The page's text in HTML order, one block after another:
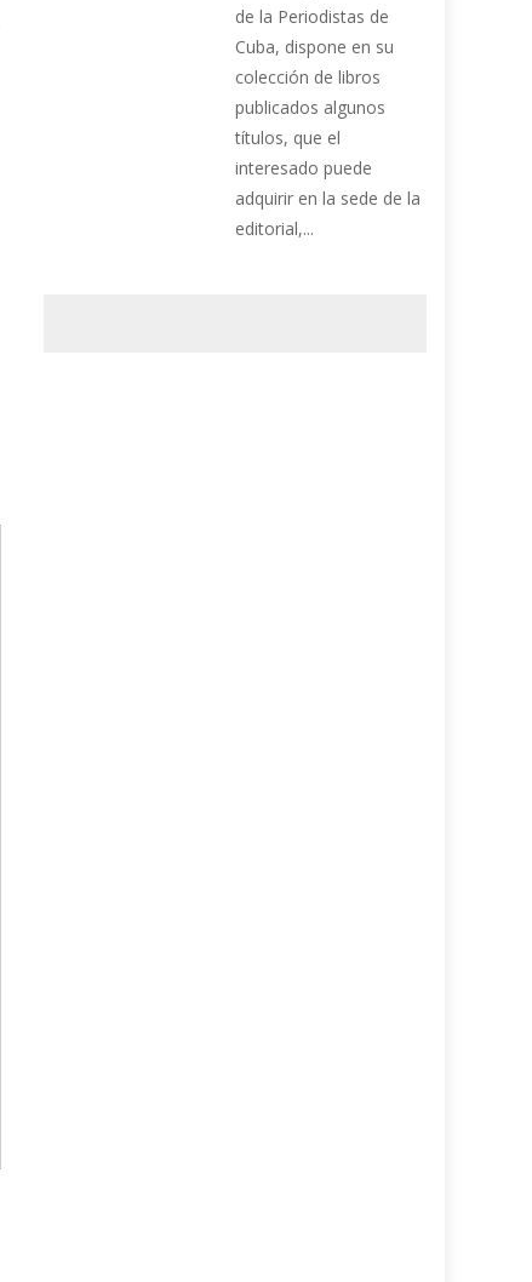
de la Periodistas de
Cuba, dispone en su
colección de libros
publicados algunos
títulos, que el
interesado puede
adquirir en la sede de la
editorial,...